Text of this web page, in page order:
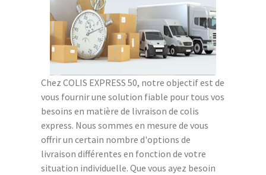
Chez COLIS EXPRESS 50, notre objectif est de
vous fournir une solution fiable pour tous vos
besoins en matière de livraison de colis
express. Nous sommes en mesure de vous
offrir un certain nombre d'options de
livraison différentes en fonction de votre
situation individuelle. Que vous ayez besoin